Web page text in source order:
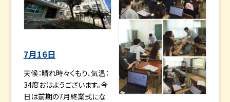
7月16日
天候：晴れ時々くもり、気温：
34度おはようございます。今
日は前期の7月終業式にな